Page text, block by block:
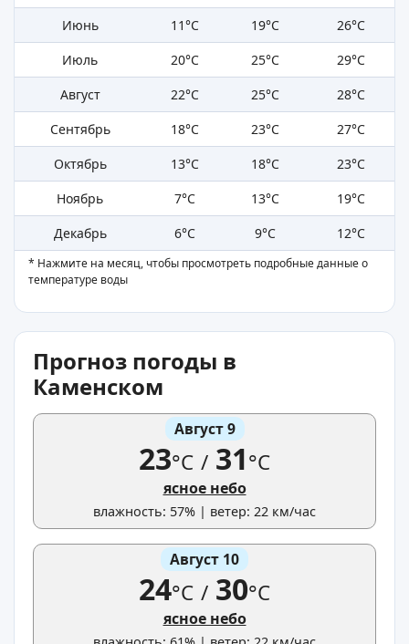
Июнь
11°C 19°C
26°C
Июль
20°C 25°C
29°C
Август
22°C 25°C
28°C
Сентябрь
18°C 23°C
27°C
Октябрь
13°C 18°C
23°C
Ноябрь
7°C 13°C
19°C
Декабрь
6°C 9°C 12°C
* Нажмите на месяц, чтобы просмотреть подробные данные о
температуре воды
Прогноз погоды в
Каменском
Август 9
23°C / 31°C
ясное небо
влажность: 57% | ветер: 22 км/час
Август 10
24°C / 30°C
ясное небо